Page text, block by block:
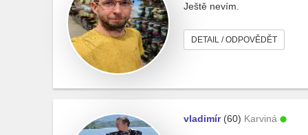
Ještě nevím.
DETAIL / ODPOVĚDĚT
vladimír(60) Karviná